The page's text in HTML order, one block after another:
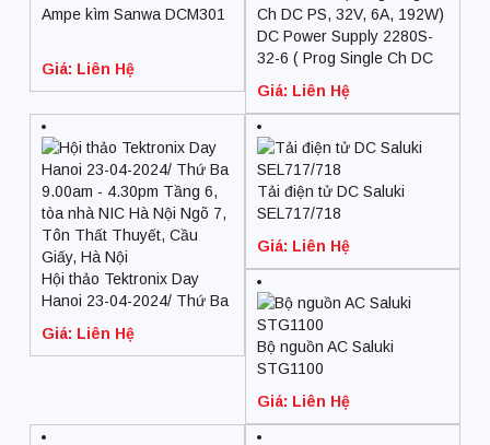
Ampe kìm Sanwa DCM301
Giá: Liên Hệ
DC Power Supply 2280S-
32-6 ( Prog Single Ch DC
Giá: Liên Hệ
Hội thảo Tektronix Day
Hanoi 23-04-2024/ Thứ Ba
tòa nhà NIC Hà Nội Ngõ 7,
Giá: Liên Hệ
Tải điện tử DC Saluki
SEL717/718
Giá: Liên Hệ
Bộ nguồn AC Saluki
STG1100
Giá: Liên Hệ